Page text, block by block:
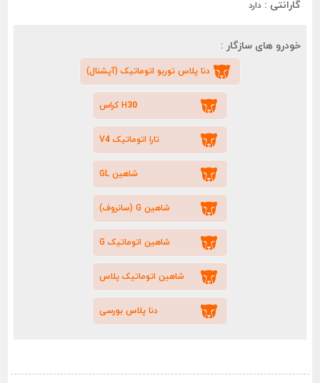
گارانتی : دارد
خودرو های سازگار :
دنا پلاس توربو اتوماتیک (آپشنال)
H30 کراس
تارا اتوماتیک V4
شاهین GL
شاهین G (سانروف)
شاهین اتوماتیک G
شاهین اتوماتیک پلاس
دنا پلاس بورسی